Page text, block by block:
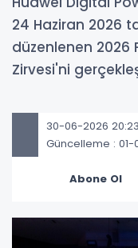
24 Haziran 2026
düzenlenen 2026
Zirvesi'ni
30-06-2026 20:23
Güncelleme : 01-
Abone Ol